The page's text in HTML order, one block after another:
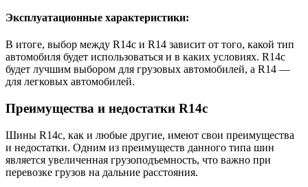
Эксплуатационные характеристики:
В итоге, выбор между R14c и R14 зависит от того, какой тип
автомобиля будет использоваться и в каких условиях. R14c
будет лучшим выбором для грузовых автомобилей, а R14 —
для легковых автомобилей.
Преимущества и недостатки R14c
Шины R14c, как и любые другие, имеют свои преимущества
и недостатки. Одним из преимуществ данного типа шин
является увеличенная грузоподъемность, что важно при
перевозке грузов на дальние расстояния.